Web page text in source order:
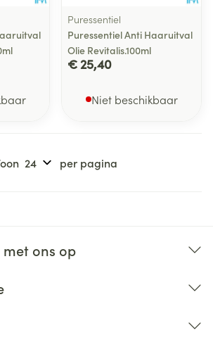
Puressentiel
Puressentiel Anti Haaruitval
Olie Revitalis.100ml
€ 25,40
Niet beschikbaar
per pagina
ons op